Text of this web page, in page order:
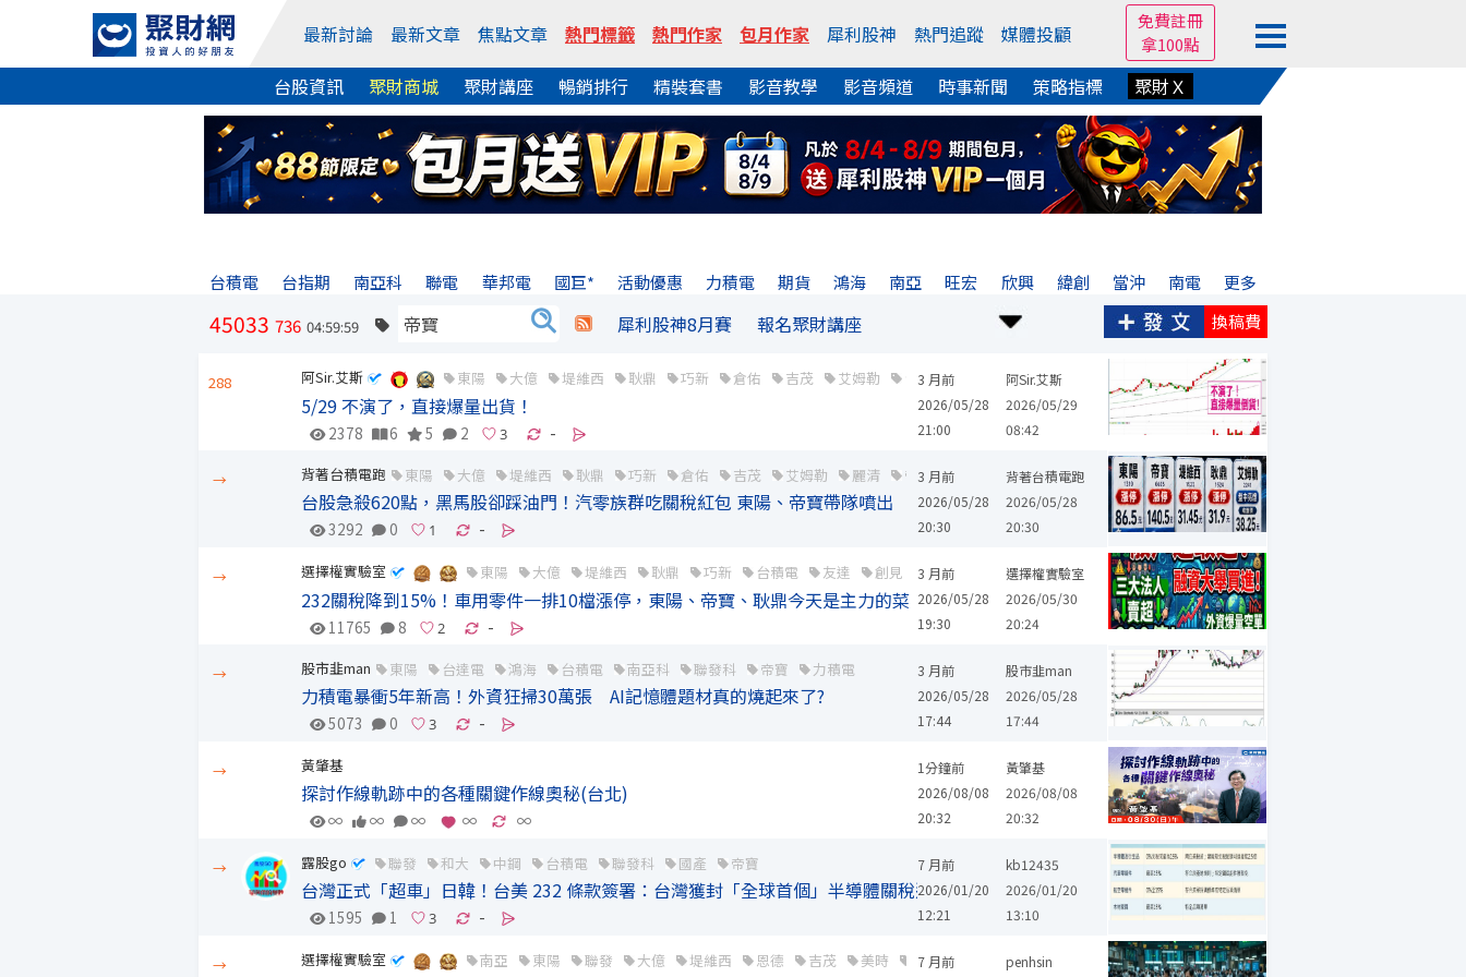
最新討論 最新文章 焦點文章 熱門標籤 熱門作家 包月作家 犀利股神 熱門追蹤 媒體投顧
免費註冊
拿100點
台股資訊 聚財商城 聚財講座 暢銷排行 精裝套書 影音教學 影音頻道 時事新聞 策略指標 聚財Ｘ
台積電 台指期 南亞科 聯電 華邦電 國巨* 活動優惠 力積電 期貨 鴻海 南亞 旺宏 欣興 緯創 當沖 南電 更多
45033 736 04:59:59 犀利股神8月賽 報名聚財講座 換稿費
288 阿Sir.艾斯 東陽 大億 堤維西 耿鼎 巧新 倉佑 吉茂 艾姆勒 台積電 漢翔 晟田 帝寶 山林水
3 月前
2026/05/28
21:00
5/29 不演了，直接爆量出貨！
2378 6 5 2 -
阿Sir.艾斯
2026/05/29
08:42
→ 背著台積電跑 東陽 大億 堤維西 耿鼎 巧新 倉佑 吉茂 艾姆勒 麗清 帝寶3 月前
2026/05/28
20:30
台股急殺620點，黑馬股卻踩油門！汽零族群吃關稅紅包 東陽、帝寶帶隊噴出
3292 0 -
背著台積電跑
2026/05/28
20:30
→ 選擇權實驗室 東陽 大億 堤維西 耿鼎 巧新 台積電 友達 創見 聯發科 十銓 廣穎 彩晶 力成 環球晶
3 月前
2026/05/28
19:30
232關稅降到15%！車用零件一排10檔漲停，東陽、帝寶、耿鼎今天是主力的菜
11765 8 -
選擇權實驗室
2026/05/30
20:24
→ 股市韭man 東陽 台達電 鴻海 台積電 南亞科 聯發科 帝寶 力積電
3 月前
2026/05/28
17:44
力積電暴衝5年新高！外資狂掃30萬張 AI記憶體題材真的燒起來了?
5073 0 -
股市韭man
2026/05/28
17:44
→ 黃肇基
1分鐘前
2026/08/08
20:32
探討作線軌跡中的各種關鍵作線奧秘(台北)
∞ ∞ ∞ ∞ ∞
黃肇基
2026/08/08
20:32
→ 露股go 聯發 和大 中鋼 台積電 聯發科 國產 帝寶
7 月前
2026/01/20
12:21
台灣正式「超車」日韓！台美 232 條款簽署：台灣獲封「全球首個」半導體關稅避風港！
1595 1 -
kb12435
2026/01/20
13:10
→ 選擇權實驗室 南亞 東陽 聯發 大億 堤維西 恩德 吉茂 美時 台玻 世德 台達電 鴻海 台積電 廣達
7 月前 penhsin